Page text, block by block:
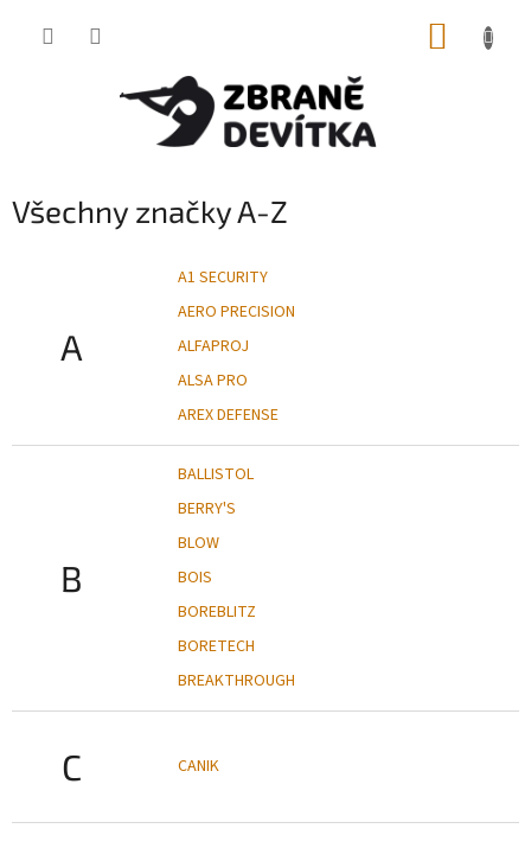
Všechny značky A-Z
A
A1 SECURITY
AERO PRECISION
ALFAPROJ
ALSA PRO
AREX DEFENSE
B
BALLISTOL
BERRY'S
BLOW
BOIS
BOREBLITZ
BORETECH
BREAKTHROUGH
C CANIK